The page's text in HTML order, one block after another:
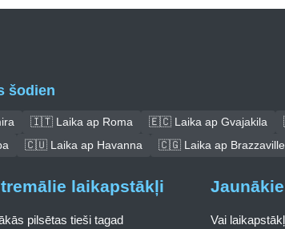
šodien
🇮🇹 Laika ap Roma 🇪🇨 Laika ap Gvajakila
🇨🇺 Laika ap Havanna 🇨🇬 Laika ap Brazzaville
laikapstākļi
pilsētas tieši tagad Vai